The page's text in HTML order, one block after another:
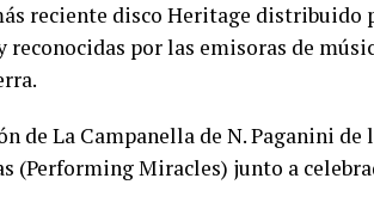
reciente disco Heritage distribuido
por las emisoras de
de La Campanella de N. Paganini
(Performing Miracles) junto a